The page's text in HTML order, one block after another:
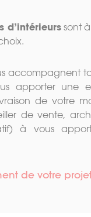
d’intérieurssont
accompagnent
apporter une
de votre
de vente,
à vous
de votre